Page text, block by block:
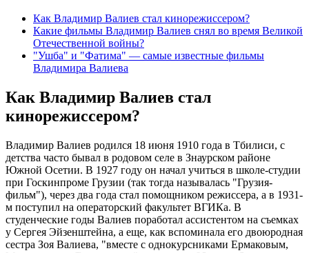
Как Владимир Валиев стал кинорежиссером?
Какие фильмы Владимир Валиев снял во время Великой
Отечественной войны?
"Ушба" и "Фатима" — самые известные фильмы
Владимира Валиева
Как Владимир Валиев стал
кинорежиссером?
Владимир Валиев родился 18 июня 1910 года в Тбилиси, с
детства часто бывал в родовом селе в Знаурском районе
Южной Осетии. В 1927 году он начал учиться в школе-студии
при Госкинпроме Грузии (так тогда называлась "Грузия-
фильм"), через два года стал помощником режиссера, а в 1931-
м поступил на операторский факультет ВГИКа. В
студенческие годы Валиев поработал ассистентом на съемках
у Сергея Эйзенштейна, а еще, как вспоминала его двоюродная
сестра Зоя Валиева, "вместе с однокурсниками Ермаковым,